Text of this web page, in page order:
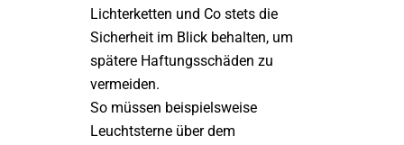
Lichterketten und Co stets die
Sicherheit im Blick behalten, um
spätere Haftungsschäden zu
vermeiden.
So müssen beispielsweise
Leuchtsterne über dem